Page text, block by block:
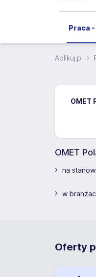
Praca -
Aplikuj.pl
OMET
OMET
na
w
Oferty